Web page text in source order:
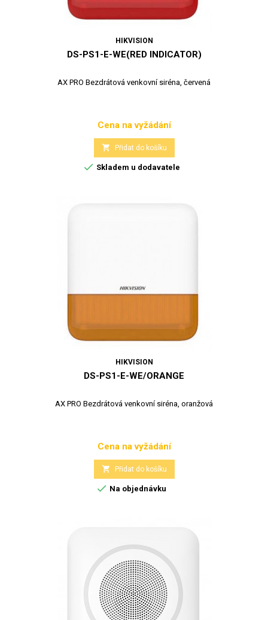
HIKVISION
DS-PS1-E-WE(RED INDICATOR)
AX PRO Bezdrátová venkovní siréna, červená
Cena
Cena na vyžádání
 Přidat do košíku
 Skladem u dodavatele
HIKVISION
DS-PS1-E-WE/ORANGE
AX PRO Bezdrátová venkovní siréna, oranžová
Cena
Cena na vyžádání
 Přidat do košíku
 Na objednávku